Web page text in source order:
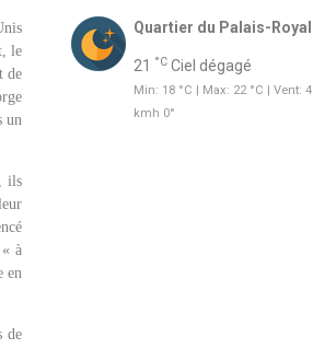
le
de
un
ils
« à
en
de
Quartier du Palais-Royal
21 °C Ciel dégagé
Min: 18 °C | Max: 22 °C | Vent: 4
kmh 0°